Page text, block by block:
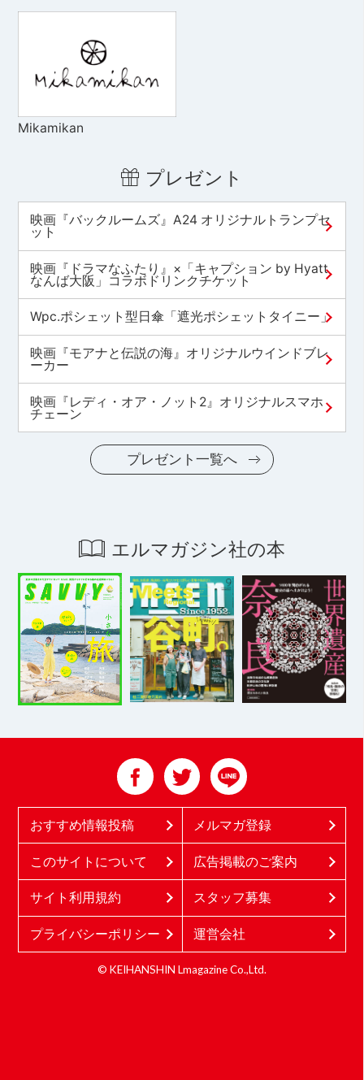
Mikamikan
プレゼント
映画『バックルームズ』A24 オリジナルトランプセ
ット
映画『ドラマなふたり』×「キャプション by Hyatt
なんば大阪」コラボドリンクチケット
Wpc.ポシェット型日傘「遮光ポシェットタイニー」
映画『モアナと伝説の海』オリジナルウインドブレ
ーカー
映画『レディ・オア・ノット2』オリジナルスマホ
チェーン
プレゼント一覧へ
エルマガジン社の本
おすすめ情報投稿 メルマガ登録
このサイトについて 広告掲載のご案内
サイト利用規約 スタッフ募集
プライバシーポリシー 運営会社
© KEIHANSHIN Lmagazine Co.,Ltd.